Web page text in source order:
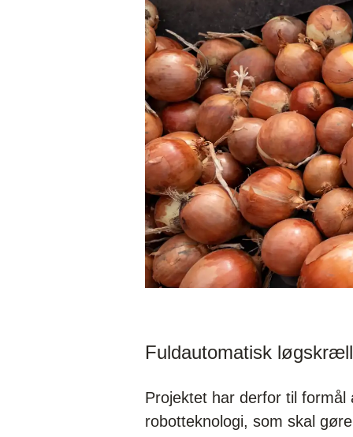
Fuldautomatisk
Projektet har derfor til
robotteknologi, som skal